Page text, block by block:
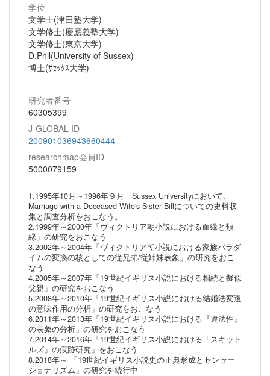
学位
文学士(津田塾大学)
文学修士(慶應義塾大学)
文学修士(東京大学)
D.Phil(University of Sussex)
博士(ｻｾｯｸｽ大学)
研究者番号
60305399
J-GLOBAL ID
200901036943660444
researchmap会員ID
5000079159
1.1995年10月～1996年９月 Sussex Universityにおいて、
Marriage with a Deceased Wife's Sister Billについての史料収
集と調査分析をおこなう。
2.1999年～2000年「ヴィクトリア朝小説における血縁と類
縁」の研究をおこなう
3.2002年～2004年「ヴィクトリア朝小説における家族パラダ
イムの変換の核としての従兄弟/従姉妹表象」の研究をおこ
なう
4.2005年～2007年「19世紀イギリス小説における相続と擬似
父親」の研究をおこなう
5.2008年～2010年「19世紀イギリス小説における結婚法変遷
の意味作用の分析」の研究をおこなう
6.2011年～2013年「19世紀イギリス小説における『違法性』
の表象の分析」の研究をおこなう
7.2014年～2016年「19世紀イギリス小説における「スキット
ルズ」の痕跡研究」をおこなう
8.2018年～ 「19世紀イギリス小説史の正典形成とセンセー
ショナリズム」の研究を続行中